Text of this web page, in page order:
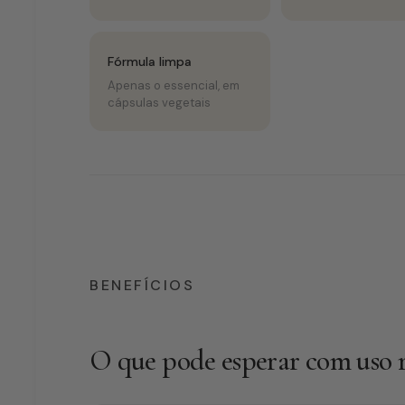
Fórmula limpa
Apenas o essencial, em
cápsulas vegetais
BENEFÍCIOS
O que pode esperar com uso